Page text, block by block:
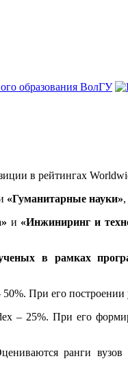
образования ВолГУ
в рейтингах
«Гуманитарные науки»
и «Инжиниринг и
в рамках
При его
– 25%. При его
ранги